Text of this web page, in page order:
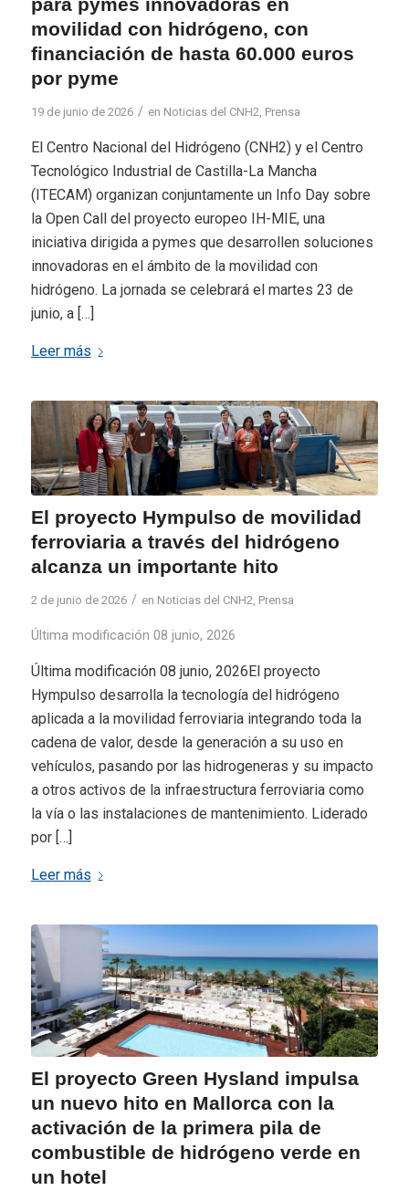
movilidad con hidrógeno, con
financiación de hasta 60.000 euros
por pyme
19 de junio de 2026 / en Noticias del CNH2 Prensa
El Centro Nacional del Hidrógeno (CNH2) y el Centro
Tecnológico Industrial de Castilla-La Mancha
(ITECAM) organizan conjuntamente un Info Day sobre
la Open Call del proyecto europeo IH-MIE, una
iniciativa dirigida a pymes que desarrollen soluciones
innovadoras en el ámbito de la movilidad con
hidrógeno. La jornada se celebrará el martes 23 de
junio, a […]
Leer más
El proyecto Hympulso de movilidad
ferroviaria a través del hidrógeno
alcanza un importante hito
2 de junio de 2026 / en Noticias del CNH2, Prensa
Última modificación 08 junio, 2026
Última modificación 08 junio, 2026El proyecto
Hympulso desarrolla la tecnología del hidrógeno
aplicada a la movilidad ferroviaria integrando toda la
cadena de valor, desde la generación a su uso en
vehículos, pasando por las hidrogeneras y su impacto
a otros activos de la infraestructura ferroviaria como
la vía o las instalaciones de mantenimiento. Liderado
por […]
Leer más
El proyecto Green Hysland impulsa
un nuevo hito en Mallorca con la
activación de la primera pila de
combustible de hidrógeno verde en
un hotel